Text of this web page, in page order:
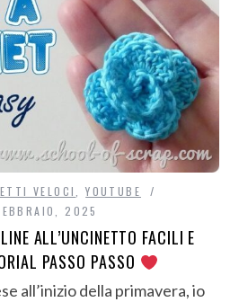
VELOCI ,YOUTUBE
2025
ALL’UNCINETTO FACILI E
PASSO PASSO
all’inizio della primavera, io